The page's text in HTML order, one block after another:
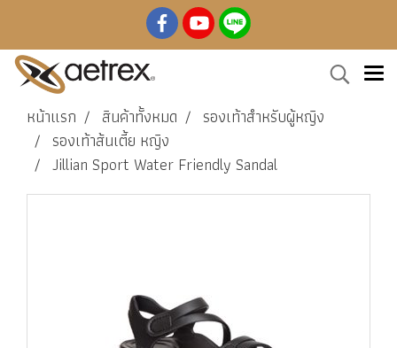
หน้าแรก สินค้าทั้งหมด
รองเท้าสำหรับผู้หญิง
รองเท้าส้นเตี้ย หญิง
Jillian Sport Water Friendly Sandal